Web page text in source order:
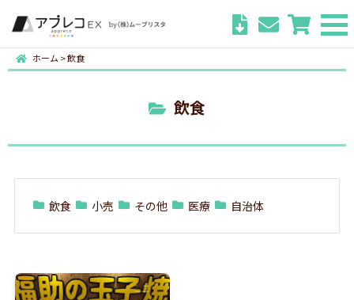
ホーム >飲食
飲食
飲食 小売 その他 医療 自治体